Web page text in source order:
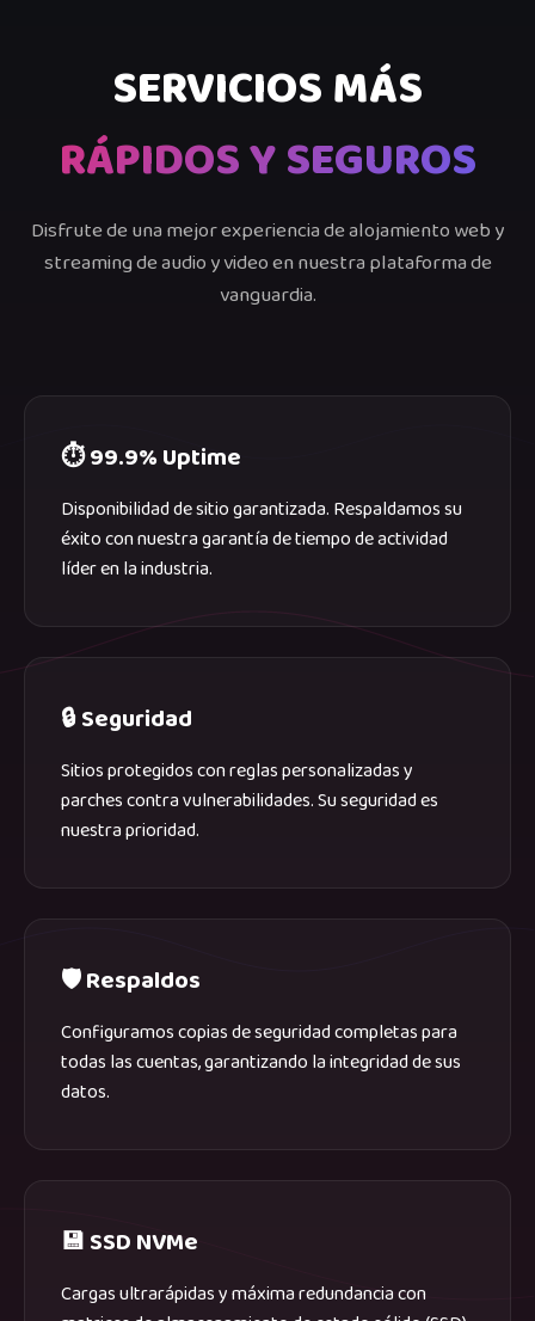
SERVICIOS MÁS
RÁPIDOS Y SEGUROS
Disfrute de una mejor experiencia de alojamiento web y
streaming de audio y video en nuestra plataforma de
vanguardia.
⏱️ 99.9% Uptime
Disponibilidad de sitio garantizada. Respaldamos su
éxito con nuestra garantía de tiempo de actividad
líder en la industria.
🔒 Seguridad
Sitios protegidos con reglas personalizadas y
parches contra vulnerabilidades. Su seguridad es
nuestra prioridad.
🛡️ Respaldos
Configuramos copias de seguridad completas para
todas las cuentas, garantizando la integridad de sus
datos.
💾 SSD NVMe
Cargas ultrarápidas y máxima redundancia con